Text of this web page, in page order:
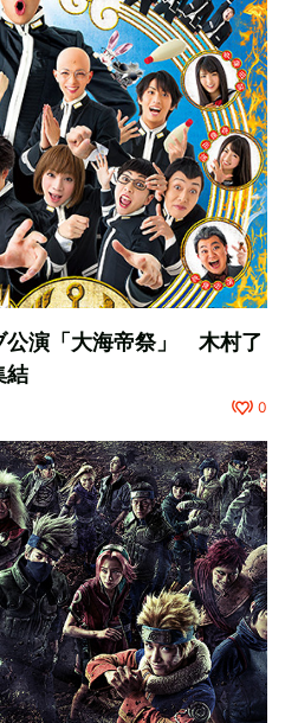
公演「大海帝祭」 木村了
結
0